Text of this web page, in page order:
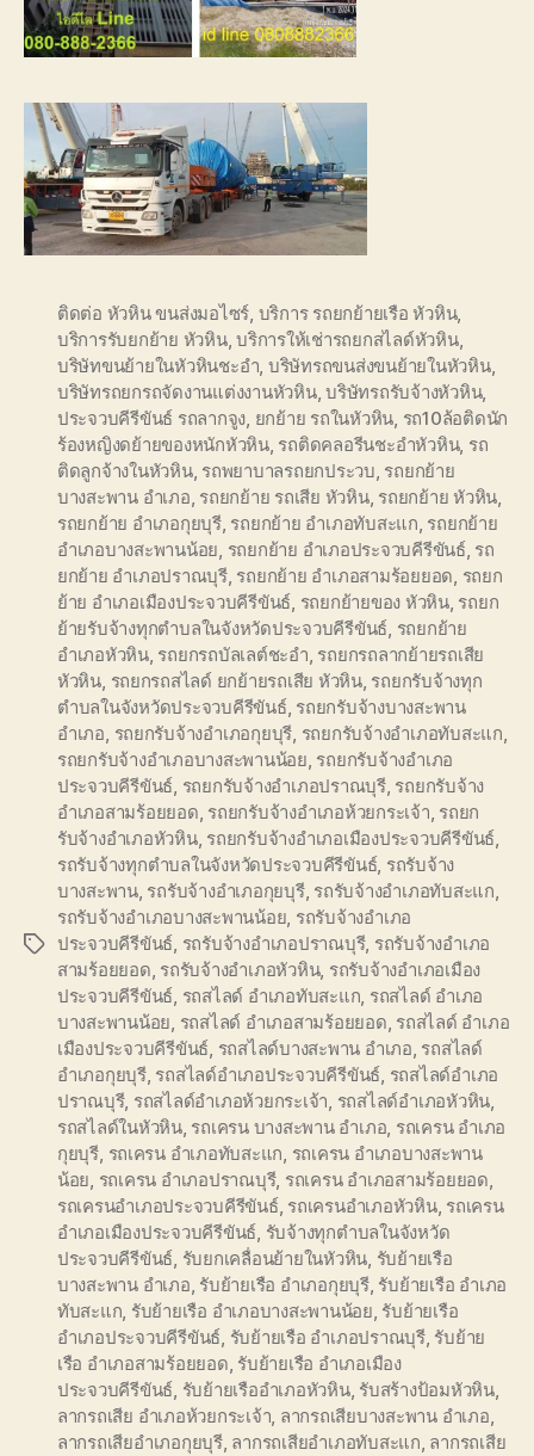
Tags
ติดต่อ หัวหิน ขนส่งมอไซร์, บริการ รถยกย้ายเรือ หัวหิน,
บริการรับยกย้าย หัวหิน,บริการให้เช่ารถยกสไลด์หัวหิน,
บริษัทขนย้ายในหัวหินชะอำ, บริษัทรถขนส่งขนย้ายในหัวหิน,
บริษัทรถยกรถจัดงานแต่งงานหัวหิน,บริษัทรถรับจ้างหัวหิน,
ประจวบคีรีขันธ์ รถลากจูง, ยกย้าย รถในหัวหิน, รถ10ล้อติดนัก
ร้องหญิงดย้ายของหนักหัวหิน, รถติดคลอรีนชะอำหัวหิน, รถ
ติดลูกจ้างในหัวหิน, รถพยาบาลรถยกประวบ, รถยกย้าย
บางสะพาน อำเภอ, รถยกย้าย รถเสีย หัวหิน, รถยกย้าย หัวหิน,
รถยกย้าย อำเภอกุยบุรี, รถยกย้าย อำเภอทับสะแก, รถยกย้าย
อำเภอบางสะพานน้อย, รถยกย้าย อำเภอประจวบคีรีขันธ์, รถ
ยกย้าย อำเภอปราณบุรี, รถยกย้าย อำเภอสามร้อยยอด, รถยก
ย้าย อำเภอเมืองประจวบคีรีขันธ์, รถยกย้ายของ หัวหิน, รถยก
ย้ายรับจ้างทุกตำบลในจังหวัดประจวบคีรีขันธ์, รถยกย้าย
อำเภอหัวหิน, รถยกรถบัลเลต์ชะอำ, รถยกรถลากย้ายรถเสีย
หัวหิน, รถยกรถสไลด์ ยกย้ายรถเสีย หัวหิน, รถยกรับจ้างทุก
ตำบลในจังหวัดประจวบคีรีขันธ์, รถยกรับจ้างบางสะพาน
อำเภอ, รถยกรับจ้างอำเภอกุยบุรี, รถยกรับจ้างอำเภอทับสะแก,
รถยกรับจ้างอำเภอบางสะพานน้อย, รถยกรับจ้างอำเภอ
ประจวบคีรีขันธ์, รถยกรับจ้างอำเภอปราณบุรี, รถยกรับจ้าง
อำเภอสามร้อยยอด, รถยกรับจ้างอำเภอห้วยกระเจ้า, รถยก
รับจ้างอำเภอหัวหิน, รถยกรับจ้างอำเภอเมืองประจวบคีรีขันธ์,
รถรับจ้างทุกตำบลในจังหวัดประจวบคีรีขันธ์, รถรับจ้าง
บางสะพาน, รถรับจ้างอำเภอกุยบุรี, รถรับจ้างอำเภอทับสะแก,
รถรับจ้างอำเภอบางสะพานน้อย, รถรับจ้างอำเภอ
ประจวบคีรีขันธ์, รถรับจ้างอำเภอปราณบุรี, รถรับจ้างอำเภอ
สามร้อยยอด, รถรับจ้างอำเภอหัวหิน, รถรับจ้างอำเภอเมือง
ประจวบคีรีขันธ์, รถสไลด์ อำเภอทับสะแก, รถสไลด์ อำเภอ
บางสะพานน้อย, รถสไลด์ อำเภอสามร้อยยอด, รถสไลด์ อำเภอ
เมืองประจวบคีรีขันธ์, รถสไลด์บางสะพาน อำเภอ, รถสไลด์
อำเภอกุยบุรี, รถสไลด์อำเภอประจวบคีรีขันธ์, รถสไลด์อำเภอ
ปราณบุรี, รถสไลด์อำเภอห้วยกระเจ้า, รถสไลด์อำเภอหัวหิน,
รถสไลด์ในหัวหิน, รถเครน บางสะพาน อำเภอ, รถเครน อำเภอ
กุยบุรี, รถเครน อำเภอทับสะแก, รถเครน อำเภอบางสะพาน
น้อย, รถเครน อำเภอปราณบุรี, รถเครน อำเภอสามร้อยยอด,
รถเครนอำเภอประจวบคีรีขันธ์, รถเครนอำเภอหัวหิน, รถเครน
อำเภอเมืองประจวบคีรีขันธ์, รับจ้างทุกตำบลในจังหวัด
ประจวบคีรีขันธ์, รับยกเคลื่อนย้ายในหัวหิน, รับย้ายเรือ
บางสะพาน อำเภอ, รับย้ายเรือ อำเภอกุยบุรี, รับย้ายเรือ อำเภอ
ทับสะแก, รับย้ายเรือ อำเภอบางสะพานน้อย, รับย้ายเรือ
อำเภอประจวบคีรีขันธ์, รับย้ายเรือ อำเภอปราณบุรี, รับย้าย
เรือ อำเภอสามร้อยยอด, รับย้ายเรือ อำเภอเมือง
ประจวบคีรีขันธ์, รับย้ายเรืออำเภอหัวหิน, รับสร้างป้อมหัวหิน,
ลากรถเสีย อำเภอห้วยกระเจ้า, ลากรถเสียบางสะพาน อำเภอ,
ลากรถเสียอำเภอกุยบุรี, ลากรถเสียอำเภอทับสะแก, ลากรถเสีย